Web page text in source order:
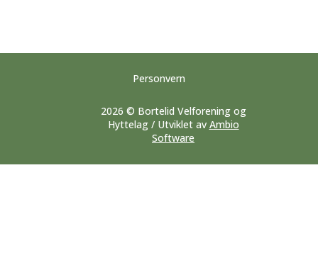
Personvern
2026 © Bortelid Velforening og
Hyttelag / Utviklet av Ambio
Software